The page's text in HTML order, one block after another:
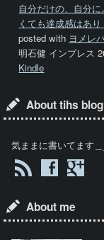
自分だけの、自分
くても達成感はあ
posted with ヨメレ
明石健 インプレス
Kindle
About tihs blog
気ままに書いてます
About me